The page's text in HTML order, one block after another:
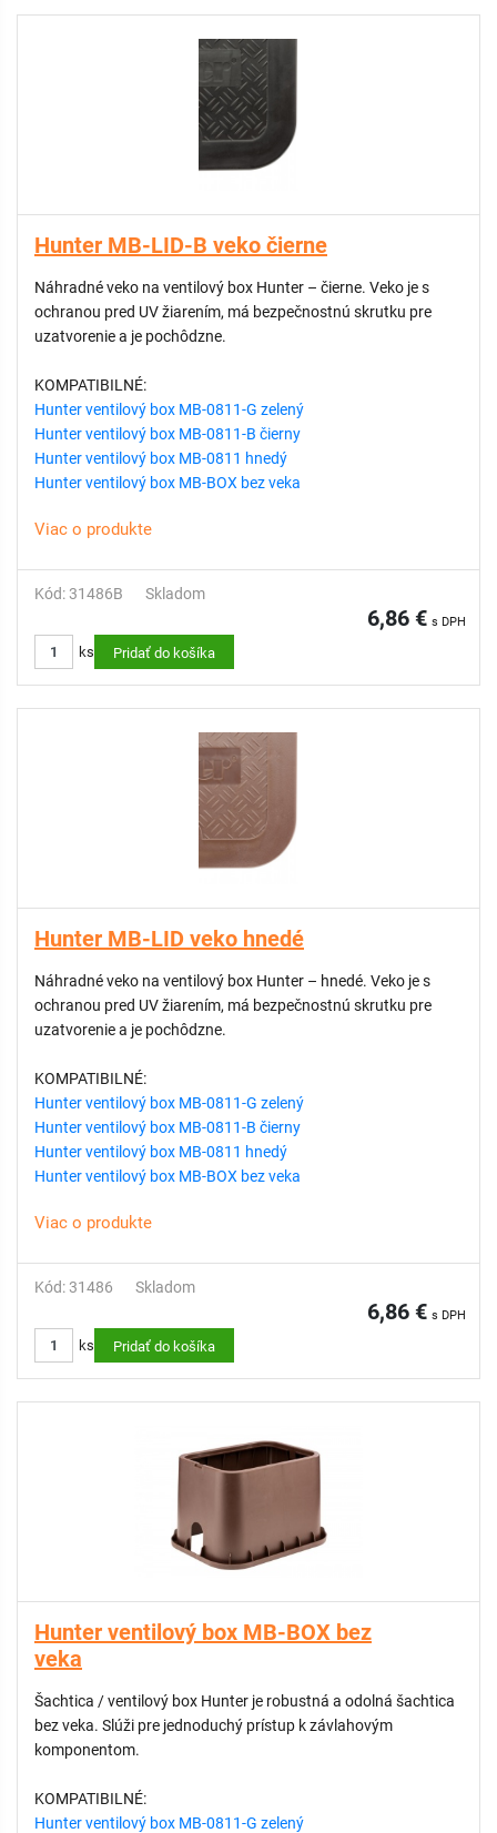
Hunter MB-LID-B veko čierne
Náhradné veko na ventilový box Hunter – čierne. Veko je s
ochranou pred UV žiarením, má bezpečnostnú skrutku pre
uzatvorenie a je pochôdzne.
KOMPATIBILNÉ:
Hunter ventilový box MB-0811-G zelený
Hunter ventilový box MB-0811-B čierny
Hunter ventilový box MB-0811 hnedý
Hunter ventilový box MB-BOX bez veka
Viac o produkte
Kód: 31486B Skladom
6,86 € s DPH
ks Pridať do košíka
Hunter MB-LID veko hnedé
Náhradné veko na ventilový box Hunter – hnedé. Veko je s
ochranou pred UV žiarením, má bezpečnostnú skrutku pre
uzatvorenie a je pochôdzne.
KOMPATIBILNÉ:
Hunter ventilový box MB-0811-G zelený
Hunter ventilový box MB-0811-B čierny
Hunter ventilový box MB-0811 hnedý
Hunter ventilový box MB-BOX bez veka
Viac o produkte
Kód: 31486 Skladom
6,86 € s DPH
ks Pridať do košíka
Hunter ventilový box MB-BOX bez
veka
Šachtica / ventilový box Hunter je robustná a odolná šachtica
bez veka. Slúži pre jednoduchý prístup k závlahovým
komponentom.
KOMPATIBILNÉ:
Hunter ventilový box MB-0811-G zelený